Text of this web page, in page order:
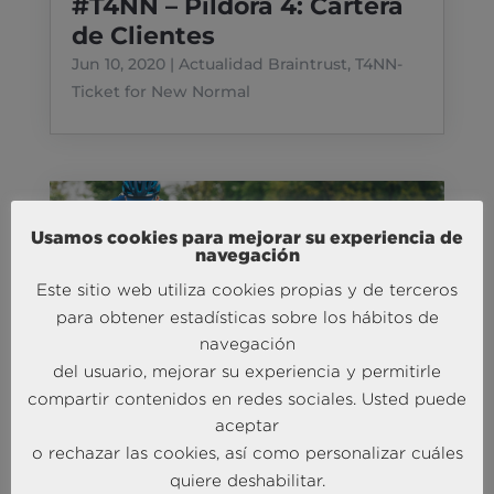
#T4NN – Píldora 4: Cartera
de Clientes
Jun 10, 2020| Actualidad Braintrust, T4NN-
Ticket for New Normal
#T4NN – Píldora 3: La
Competencia
|Actualidad Braintrust
Usamos cookies para mejorar su experiencia de
navegación
Este sitio web utiliza cookies propias y de terceros
para obtener estadísticas sobre los hábitos de
navegación
del usuario, mejorar su experiencia y permitirle
compartir contenidos en redes sociales. Usted puede
aceptar
o rechazar las cookies, así como personalizar cuáles
quiere deshabilitar.